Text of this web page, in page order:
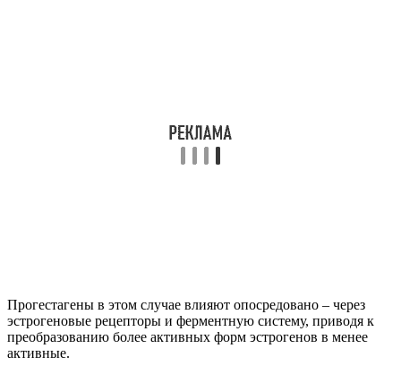
Прогестагены в этом случае влияют опосредовано – через
эстрогеновые рецепторы и ферментную систему, приводя к
преобразованию более активных форм эстрогенов в менее
активные.